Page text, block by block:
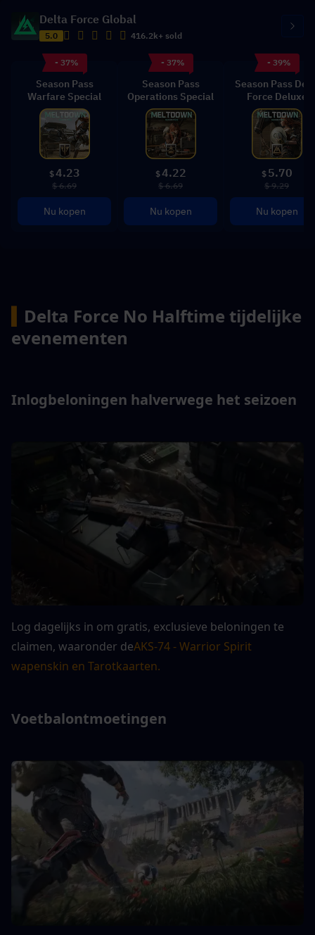
Delta Force Global
5.0 416.2k+ sold
- 37%
Season Pass
Warfare Special
$4.23
$ 6.69
Nu kopen
- 37%
Season Pass
Operations Special
$4.22
$ 6.69
Nu kopen
- 39%
Season Pass
Force Deluxe
$ 5.70
$ 9.29
Nu kopen
Delta Force No Halftime tijdelijke
evenementen
Inlogbeloningen halverwege het seizoen
Log dagelijks in om gratis, exclusieve beloningen te
claimen, waaronder deAKS-74 - Warrior Spirit
wapenskin en Tarotkaarten.
Voetbalontmoetingen